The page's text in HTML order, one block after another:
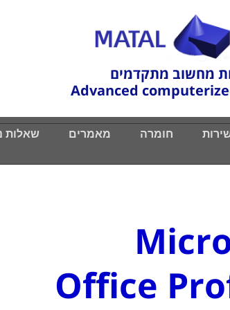
חומרה מאמרים שאלות חומרה מאמרים שאלות
מחשוב מתקדמים
Office